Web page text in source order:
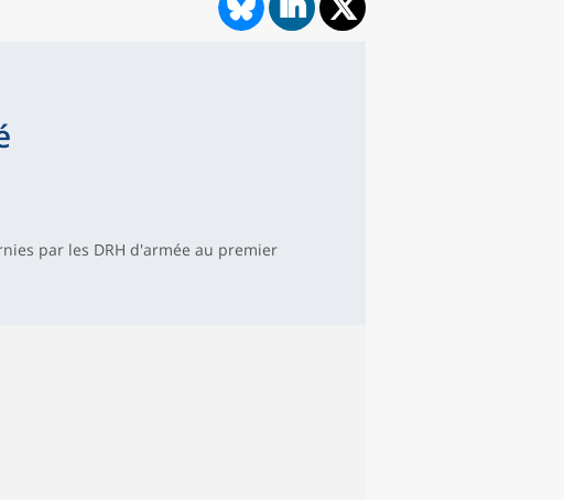
par les DRH d'armée au premier